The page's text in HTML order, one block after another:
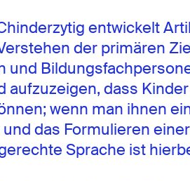
entwickelt
der primären
und
aufzuzeigen, dass
wenn man ihnen
das Formulieren
Sprache ist